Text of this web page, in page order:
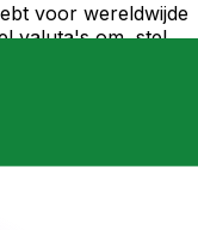
voor wereldwijde
valuta's om, stel